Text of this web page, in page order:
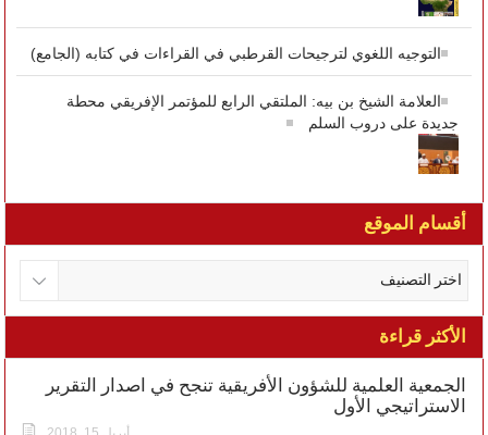
التوجيه اللغوي لترجيحات القرطبي في القراءات في كتابه (الجامع)
العلامة الشيخ بن بيه: الملتقي الرابع للمؤتمر الإفريقي محطة
جديدة على دروب السلم
أقسام الموقع
الأكثر قراءة
الجمعية العلمية للشؤون الأفريقية تنجح في اصدار التقرير
الاستراتيجي الأول